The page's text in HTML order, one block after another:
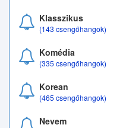
Klasszikus
(143 csengőhangok)
Komédia
(335 csengőhangok)
Korean
(465 csengőhangok)
Nevem